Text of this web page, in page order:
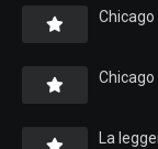
Chicago
Chicago
La